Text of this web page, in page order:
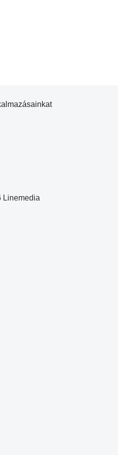
Linemedia